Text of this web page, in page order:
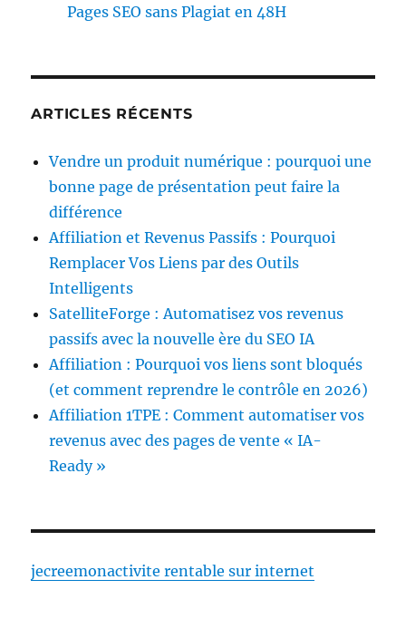
Pages SEO sans Plagiat en 48H
ARTICLES RÉCENTS
Vendre un produit numérique : pourquoi une
bonne page de présentation peut faire la
différence
Affiliation et Revenus Passifs : Pourquoi
Remplacer Vos Liens par des Outils
Intelligents
SatelliteForge : Automatisez vos revenus
passifs avec la nouvelle ère du SEO IA
Affiliation : Pourquoi vos liens sont bloqués
(et comment reprendre le contrôle en 2026)
Affiliation 1TPE : Comment automatiser vos
revenus avec des pages de vente « IA-
Ready »
jecreemonactivite rentable sur internet